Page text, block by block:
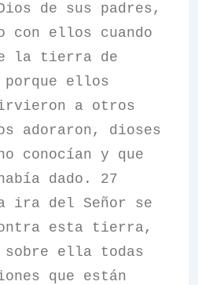
de sus padres,
con ellos cuando
la tierra de
ellos
a otros
adoraron, dioses
conocían y que
dado. 27
ira del Señor se
esta tierra,
ella todas
que están